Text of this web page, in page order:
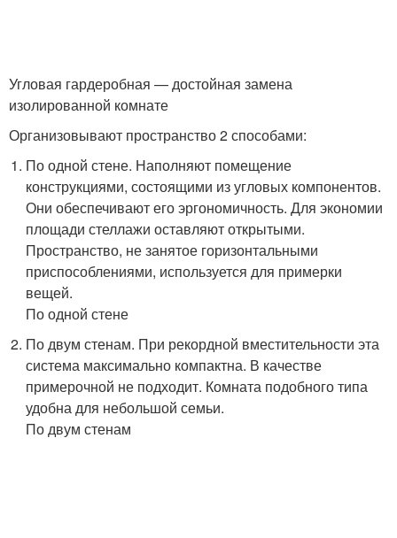
Угловая гардеробная — достойная замена
изолированной комнате
Организовывают пространство 2 способами:
По одной стене. Наполняют помещение
конструкциями, состоящими из угловых компонентов.
Они обеспечивают его эргономичность. Для экономии
площади стеллажи оставляют открытыми.
Пространство, не занятое горизонтальными
приспособлениями, используется для примерки
вещей.
По одной стене
По двум стенам. При рекордной вместительности эта
система максимально компактна. В качестве
примерочной не подходит. Комната подобного типа
удобна для небольшой семьи.
По двум стенам